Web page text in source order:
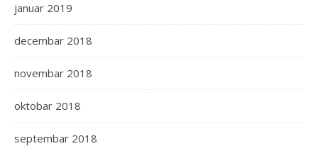
januar 2019
decembar 2018
novembar 2018
oktobar 2018
septembar 2018